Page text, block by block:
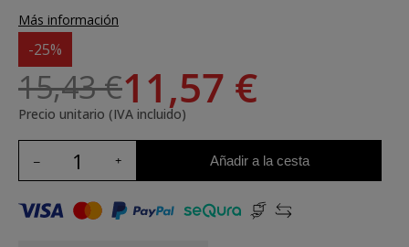
Más información
-25%
15,43 €11,57 €
Precio unitario (IVA incluido)
Añadir a la cesta